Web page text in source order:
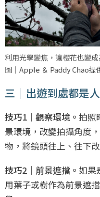
利用光學變焦，讓櫻花也變
圖｜Apple ＆ Paddy Chao提
三｜出遊到處都是
技巧1｜觀察環境。 拍照
景環境，改變拍攝角度
物，將鏡頭往上、往下
技巧2｜前景遮擋。 如果
用葉子或樹作為前景遮